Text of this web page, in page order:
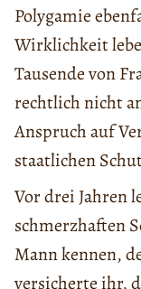
Polygamie
Wirklichkeit
Tausende von
rechtlich nicht
Anspruch auf
staatlichen
Vor drei Jahren
schmerzhaften
Mann kennen,
versicherte ihr,